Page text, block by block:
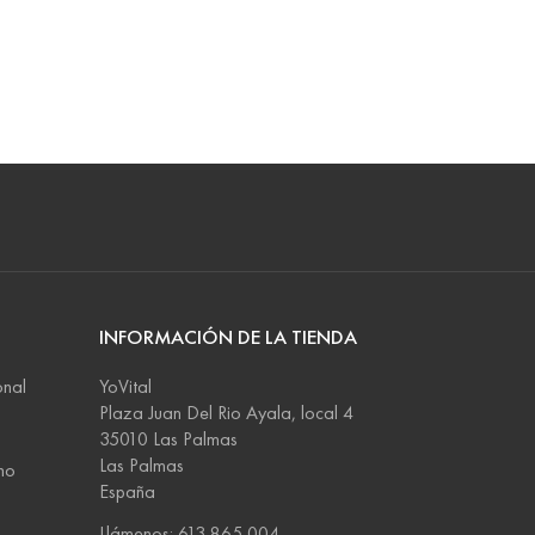
INFORMACIÓN DE LA TIENDA
YoVital
Plaza Juan Del Rio Ayala, local 4
35010 Las Palmas
Las Palmas
España